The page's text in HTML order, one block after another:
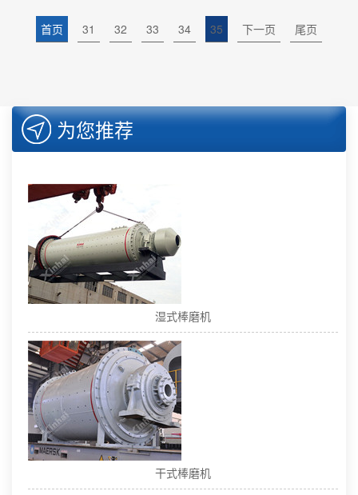
首页 31 32 33 34 35 下一页 尾页
为您推荐
湿式棒磨机
干式棒磨机